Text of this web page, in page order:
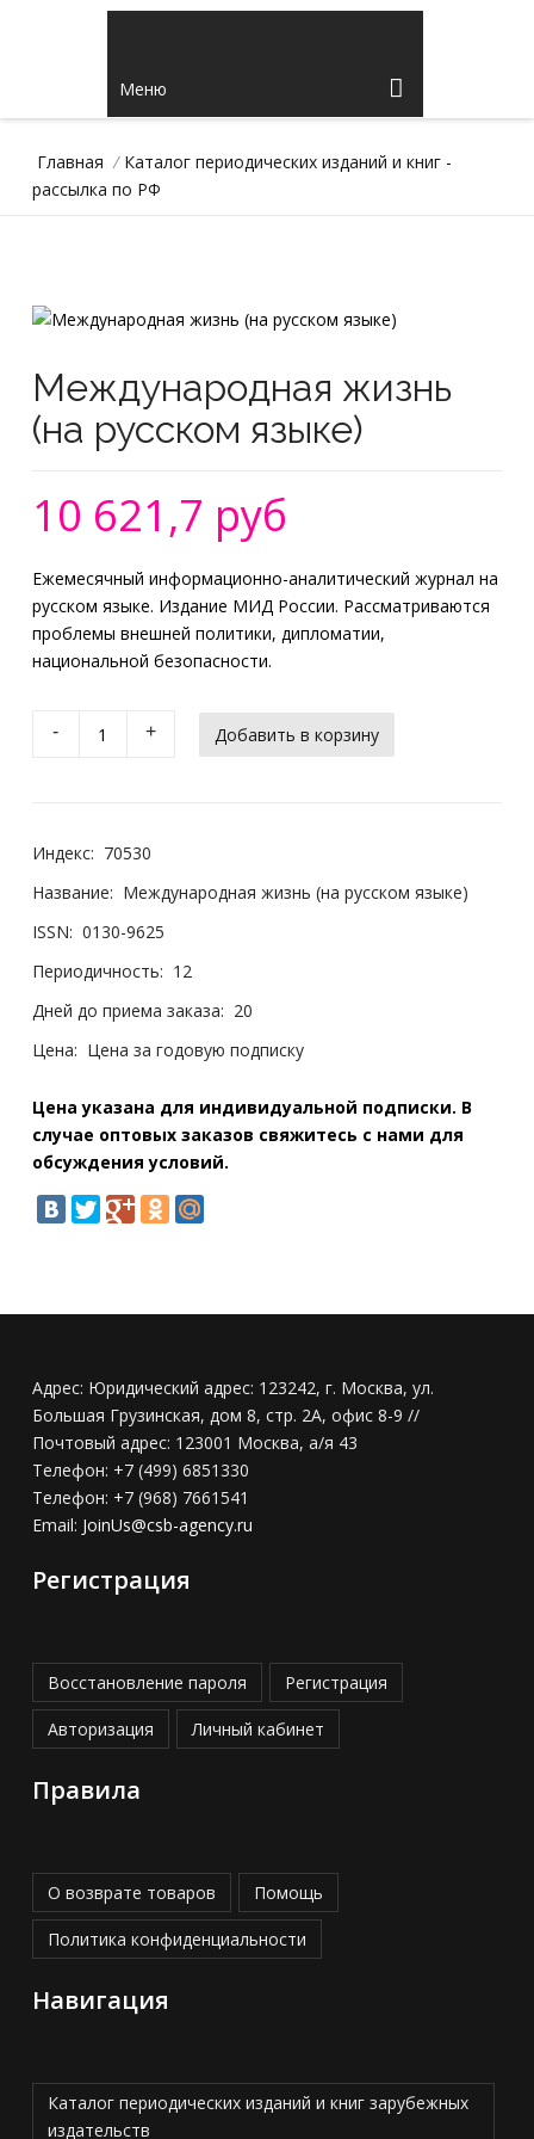
Меню
Главная / Каталог периодических изданий и книг -
рассылка по РФ
Международная жизнь
(на русском языке)
10 621,7 руб
Ежемесячный информационно-аналитический журнал на
русском языке. Издание МИД России. Рассматриваются
проблемы внешней политики, дипломатии,
национальной безопасности.
- +
Индекс: 70530
Название: Международная жизнь (на русском языке)
ISSN: 0130-9625
Периодичность: 12
Дней до приема заказа: 20
Цена: Цена за годовую подписку
Цена указана для индивидуальной подписки. В
случае оптовых заказов свяжитесь с нами для
обсуждения условий.
Адрес: Юридический адрес: 123242, г. Москва, ул.
Большая Грузинская, дом 8, стр. 2А, офис 8-9 //
Почтовый адрес: 123001 Москва, а/я 43
Телефон: +7 (499) 6851330
Телефон: +7 (968) 7661541
Email: JoinUs@csb-agency.ru
Регистрация
Восстановление пароля Регистрация
Авторизация Личный кабинет
Правила
О возврате товаров Помощь
Политика конфиденциальности
Навигация
Каталог периодических изданий и книг зарубежных
издательств